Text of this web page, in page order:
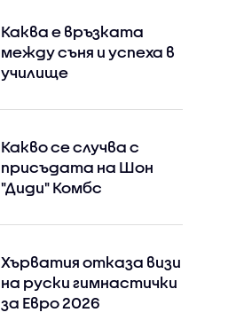
Каква е връзката
между съня и успеха в
училище
Какво се случва с
присъдата на Шон
"Диди" Комбс
Хърватия отказа визи
на руски гимнастички
за Евро 2026